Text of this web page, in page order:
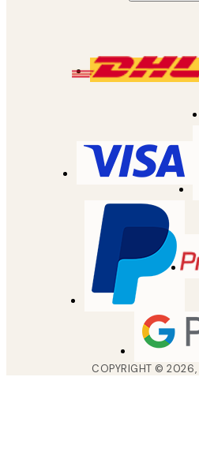
COPYRIGHT ©2026,